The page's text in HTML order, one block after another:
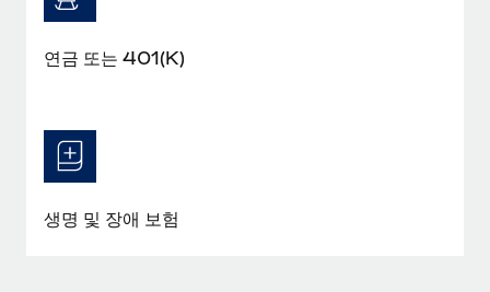
비디오 콘텐츠를 활용한 마케팅이 계속해서 인기를 끌면서, 기업들
에게는 흥미롭고 전문적인 비디오 제작이 어느 때보다 중요해졌습
연금 또는 401(K)
생명 및 장애 보험